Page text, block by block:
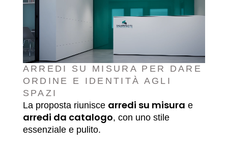
ARREDI SU MISURA PER DARE
ORDINE E IDENTITÀ AGLI
SPAZI
La proposta riunisce arredi su misura e
arredi da catalogo, con uno stile
essenziale e pulito.